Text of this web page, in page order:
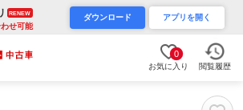
RENEW
せ可能
ダウンロード アプリを開く
0
お気に入り 閲覧履歴